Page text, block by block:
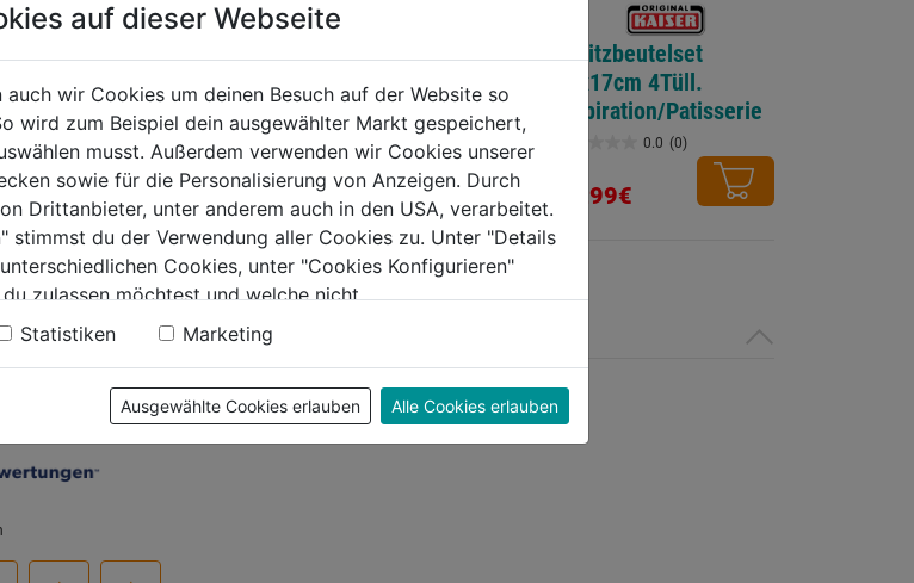
Tortenschneider
Simplex Duo
0.0 (0)
0.0
von
5
Sternen.
12,99€
Winkelpalette/Streich
palette
0.0 (0)
0.0
von
5
Sternen.
12,99€
Spritzbeutelset
31x17cm 4Tüll.
Inspiration/Patisserie
0.0 (0)
Sternen.
12,99€
auf dieser Webseite
wir Cookies um deinen Besuch auf der Website so
wird zum Beispiel dein ausgewählter Markt gespeichert,
musst. Außerdem verwenden wir Cookies unserer
sowie für die Personalisierung von Anzeigen. Durch
Drittanbieter, unter anderem auch in den USA, verarbeitet.
stimmst du der Verwendung aller Cookies zu. Unter "Details
Cookies, unter "Cookies Konfigurieren"
zulassen möchtest und welche nicht.
Datenschutzerklärung
Statistiken Marketing
Ausgewählte Cookies erlauben Alle Cookies erlauben